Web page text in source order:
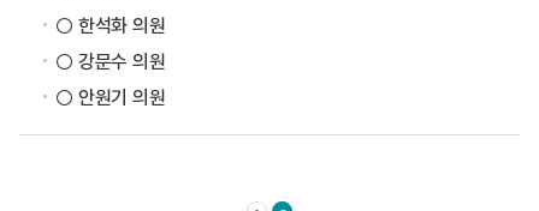
○ 한석화 의원
○ 강문수 의원
○ 안원기 의원